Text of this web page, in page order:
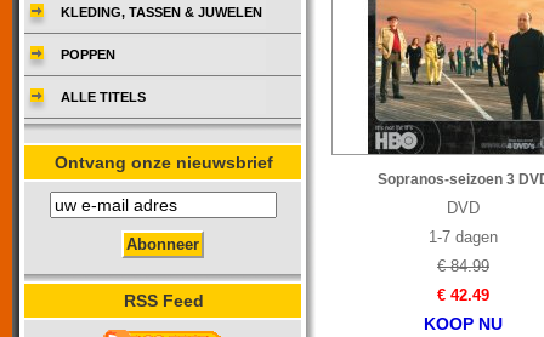
Sopranos-seizoen 3
DVD
1-7 dagen
€ 84.99
€ 42.49
KOOP NU
KLEDING, TASSEN & JUWELEN
POPPEN
ALLE TITELS
Ontvang onze nieuwsbrief
RSS Feed